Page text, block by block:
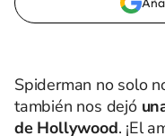
Spiderman no solo
también nos dejó
de Hollywood. ¡El